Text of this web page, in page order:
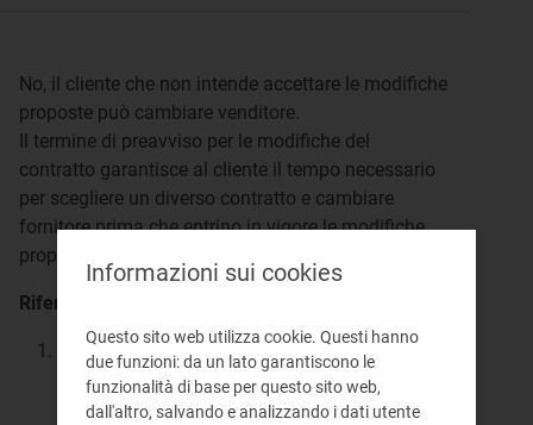
No, il cliente che non intende accettare le modifiche
proposte può cambiare venditore.
Il termine di preavviso per le modifiche del
contratto garantisce al cliente il tempo necessario
per scegliere un diverso contratto e cambiare
fornitore prima che entrino in vigore le modifiche
proposte.
Riferimenti:
Atto366/2018/R/comAllegato A (Codice di
condotta commerciale) articolo 13
Informazioni sui cookies
Questo sito web utilizza cookie. Questi hanno
due funzioni: da un lato garantiscono le
funzionalità di base per questo sito web,
dall'altro, salvando e analizzando i dati utente